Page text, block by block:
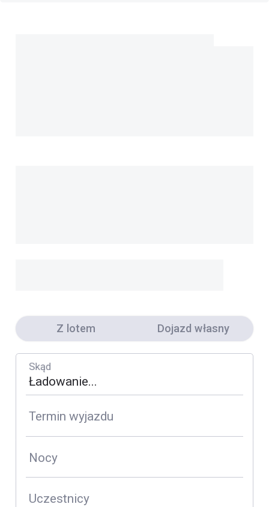
Z lotem Dojazd własny
Skąd
Termin wyjazdu
Nocy
Uczestnicy